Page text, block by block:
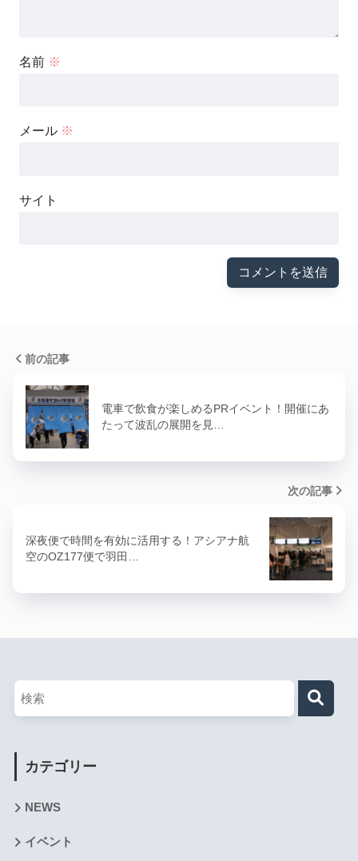
名前 ※
メール ※
サイト
前の記事
電車で飲食が楽しめるPRイベント！開催にあ
たって波乱の展開を見…
次の記事
深夜便で時間を有効に活用する！アシアナ航
空のOZ177便で羽田…
カテゴリー
NEWS
イベント